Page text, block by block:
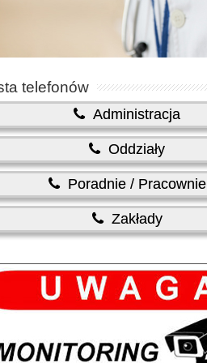
telefonów
Administracja
Oddziały
Poradnie / Pracownie
Zakłady